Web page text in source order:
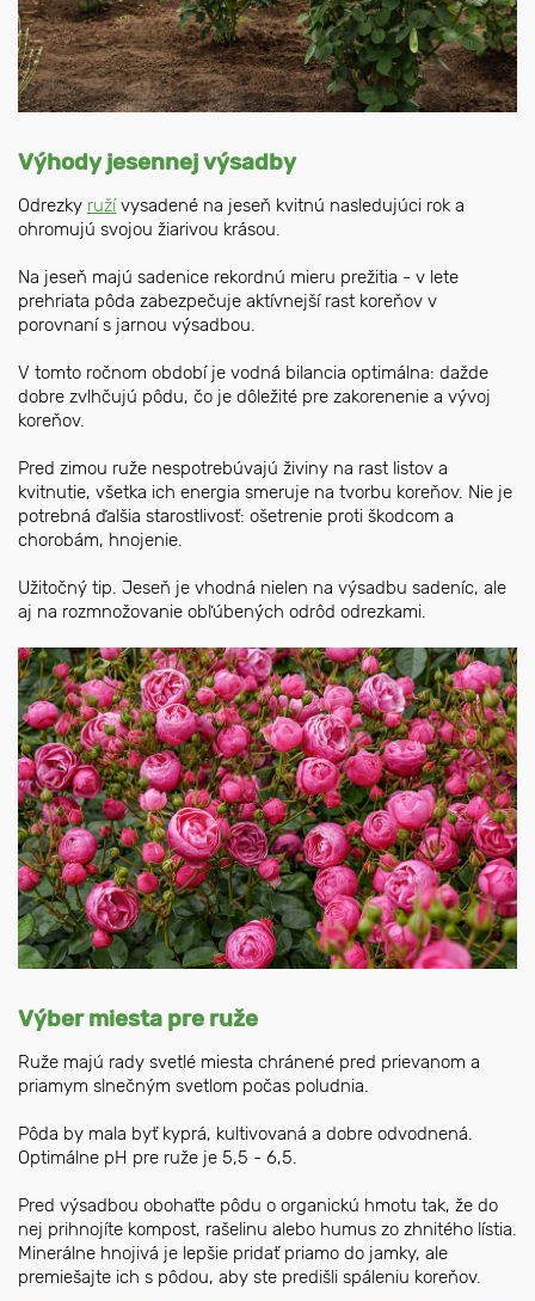
Výhody jesennej výsadby
Odrezky ružívysadené na jeseň kvitnú nasledujúci rok a
ohromujú svojou žiarivou krásou.
Na jeseň majú sadenice rekordnú mieru prežitia - v lete
prehriata pôda zabezpečuje aktívnejší rast koreňov v
porovnaní s jarnou výsadbou.
V tomto ročnom období je vodná bilancia optimálna: dažde
dobre zvlhčujú pôdu, čo je dôležité pre zakorenenie a vývoj
koreňov.
Pred zimou ruže nespotrebúvajú živiny na rast listov a
kvitnutie, všetka ich energia smeruje na tvorbu koreňov. Nie je
potrebná ďalšia starostlivosť: ošetrenie proti škodcom a
chorobám, hnojenie.
Užitočný tip. Jeseň je vhodná nielen na výsadbu sadeníc, ale
aj na rozmnožovanie obľúbených odrôd odrezkami.
Výber miesta pre ruže
Ruže majú rady svetlé miesta chránené pred prievanom a
priamym slnečným svetlom počas poludnia.
Pôda by mala byť kyprá, kultivovaná a dobre odvodnená.
Optimálne pH pre ruže je 5,5 - 6,5.
Pred výsadbou obohaťte pôdu o organickú hmotu tak, že do
nej prihnojíte kompost, rašelinu alebo humus zo zhnitého lístia.
Minerálne hnojivá je lepšie pridať priamo do jamky, ale
premiešajte ich s pôdou, aby ste predišli spáleniu koreňov.